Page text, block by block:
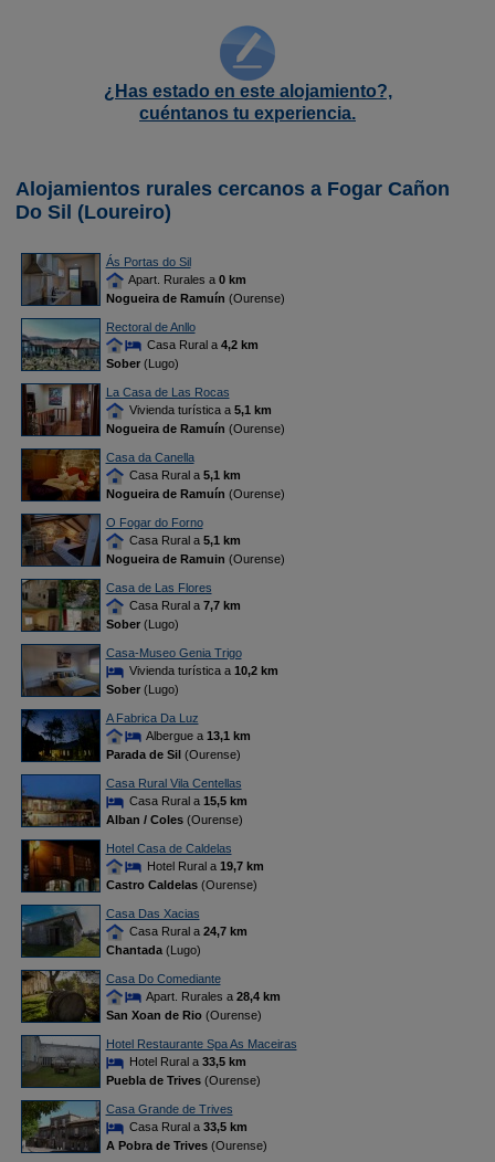
¿Has estado en este alojamiento?,
cuéntanos tu experiencia.
Alojamientos rurales cercanos a Fogar Cañon
Do Sil (Loureiro)
Ás Portas do Sil
Apart. Rurales a 0 km
Nogueira de Ramuín (Ourense)
Rectoral de Anllo
Casa Rural a 4,2 km
Sober(Lugo)
La Casa de Las Rocas
Vivienda turística a 5,1 km
Nogueira de Ramuín (Ourense)
Casa da Canella
Casa Rural a 5,1 km
Nogueira de Ramuín (Ourense)
O Fogar do Forno
Casa Rural a 5,1 km
Nogueira de Ramuin (Ourense)
Casa de Las Flores
Casa Rural a 7,7 km
Sober(Lugo)
Casa-Museo Genia Trigo
Vivienda turística a 10,2 km
Sober(Lugo)
A Fabrica Da Luz
Albergue a 13,1 km
Parada de Sil(Ourense)
Casa Rural Vila Centellas
Casa Rural a 15,5 km
Alban / Coles(Ourense)
Hotel Casa de Caldelas
Hotel Rural a 19,7 km
Castro Caldelas(Ourense)
Casa Das Xacias
Casa Rural a 24,7 km
Chantada(Lugo)
Casa Do Comediante
Apart. Rurales a 28,4 km
San Xoan de Rio(Ourense)
Hotel Restaurante Spa As Maceiras
Hotel Rural a 33,5 km
Puebla de Trives(Ourense)
Casa Grande de Trives
Casa Rural a 33,5 km
A Pobra de Trives(Ourense)